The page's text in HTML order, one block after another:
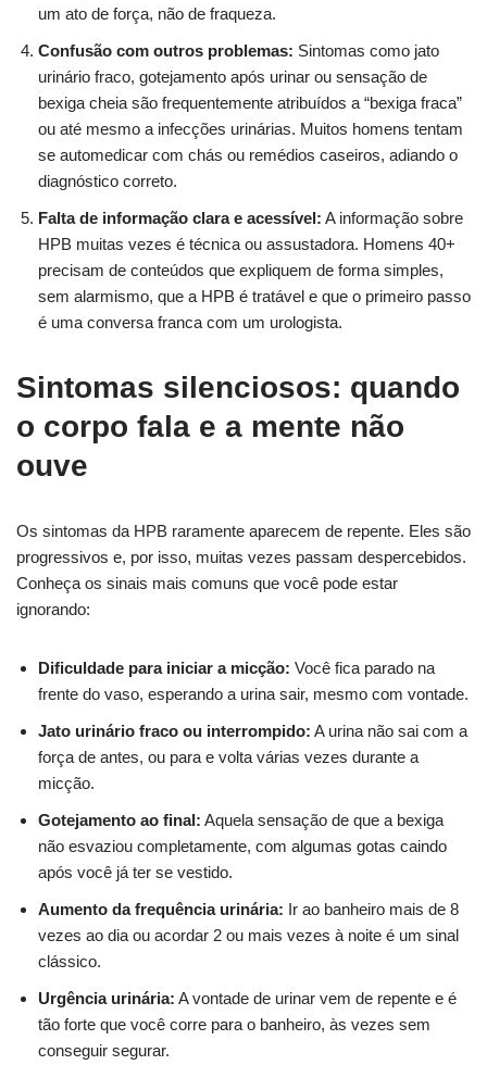
um ato de força, não de fraqueza.
Confusão com outros problemas: Sintomas como jato
urinário fraco, gotejamento após urinar ou sensação de
bexiga cheia são frequentemente atribuídos a “bexiga fraca”
ou até mesmo a infecções urinárias. Muitos homens tentam
se automedicar com chás ou remédios caseiros, adiando o
diagnóstico correto.
Falta de informação clara e acessível: A informação sobre
HPB muitas vezes é técnica ou assustadora. Homens 40+
precisam de conteúdos que expliquem de forma simples,
sem alarmismo, que a HPB é tratável e que o primeiro passo
é uma conversa franca com um urologista.
Sintomas silenciosos: quando
o corpo fala e a mente não
ouve
Os sintomas da HPB raramente aparecem de repente. Eles são
progressivos e, por isso, muitas vezes passam despercebidos.
Conheça os sinais mais comuns que você pode estar
ignorando:
Dificuldade para iniciar a micção: Você fica parado na
frente do vaso, esperando a urina sair, mesmo com vontade.
Jato urinário fraco ou interrompido: A urina não sai com a
força de antes, ou para e volta várias vezes durante a
micção.
Gotejamento ao final: Aquela sensação de que a bexiga
não esvaziou completamente, com algumas gotas caindo
após você já ter se vestido.
Aumento da frequência urinária: Ir ao banheiro mais de 8
vezes ao dia ou acordar 2 ou mais vezes à noite é um sinal
clássico.
Urgência urinária: A vontade de urinar vem de repente e é
tão forte que você corre para o banheiro, às vezes sem
conseguir segurar.